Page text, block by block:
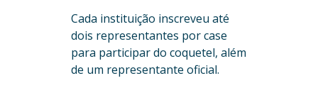
Cada instituição inscreveu até
dois representantes por case
para participar do coquetel, além
de um representante oficial.